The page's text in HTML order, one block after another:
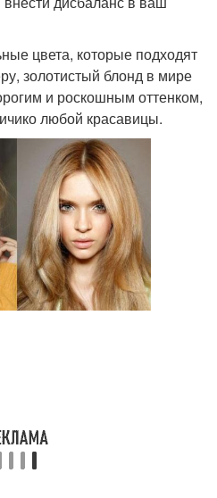
цвета, которые подходят
золотистый блонд в мире
и роскошным оттенком,
любой красавицы.